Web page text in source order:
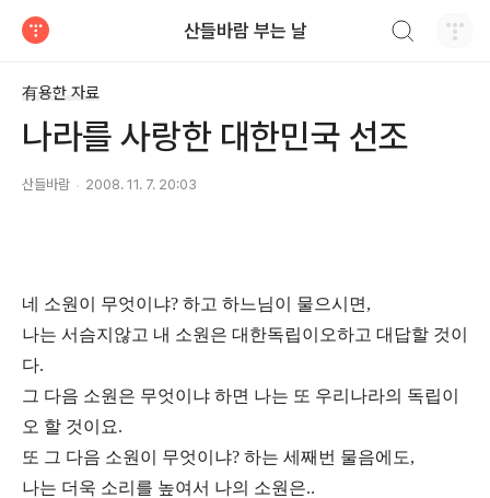
산들바람 부는 날
有용한 자료
나라를 사랑한 대한민국 선조
산들바람 2008. 11. 7. 20:03
네 소원이 무엇이냐? 하고 하느님이 물으시면,
나는 서슴지않고 내 소원은 대한독립이오하고 대답할 것이
다.
그 다음 소원은 무엇이냐 하면 나는 또 우리나라의 독립이
오 할 것이요.
또 그 다음 소원이 무엇이냐? 하는 세째번 물음에도,
나는 더욱 소리를 높여서 나의 소원은..